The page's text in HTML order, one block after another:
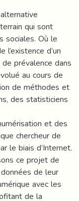
qui sont
sociales. Où le
l’existence d’un
prévalence dans
au cours de
de méthodes et
des statisticiens
et des
chercheur de
le biais d’Internet.
ce projet de
de leur
avec les
de la